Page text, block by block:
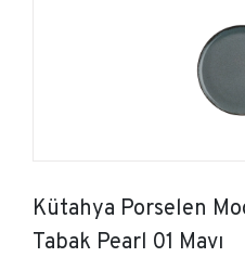
Kütahya Porselen
Tabak Pearl 01 Mavı